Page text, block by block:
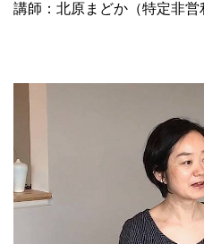
講師：北原まどか（特定非営